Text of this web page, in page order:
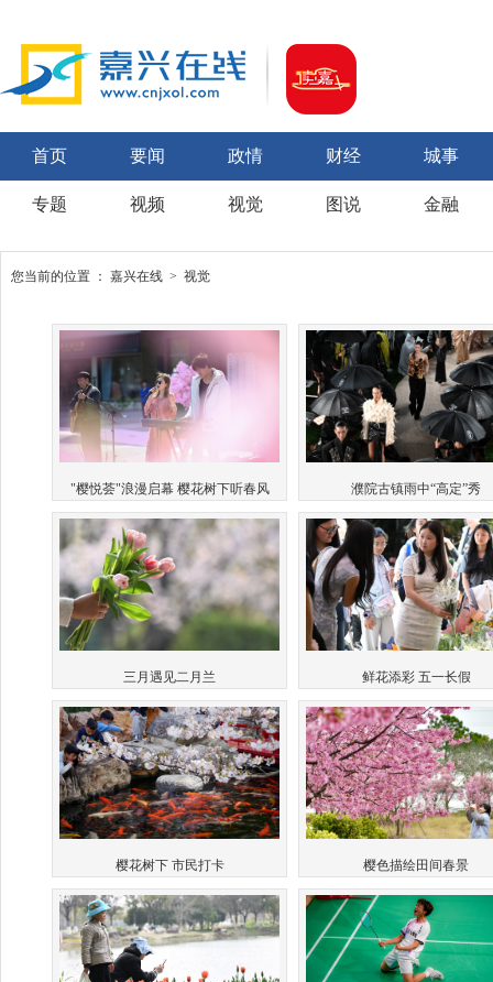
首页 要闻 政情 财经 城事
专题 视频 视觉 图说 金融
您当前的位置 ： 嘉兴在线 > 视觉
"樱悦荟"浪漫启幕 樱花树下听春风
三月遇见二月兰
樱花树下 市民打卡
濮院古镇雨中“高定”秀
鲜花添彩 五一长假
樱色描绘田间春景